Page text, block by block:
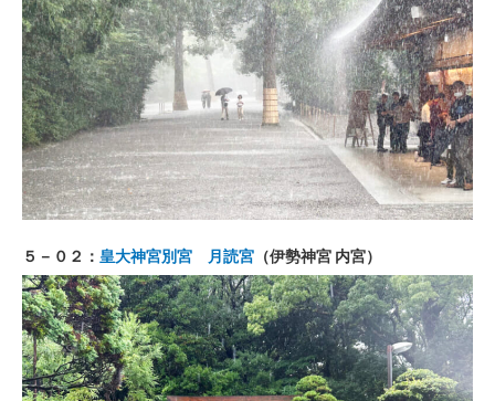
５－０２： 皇大神宮別宮 月読宮 （伊勢神宮 内宮）